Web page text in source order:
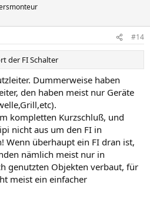
#14
der FI Schalter
Dummerweise haben
den haben meist nur Geräte
kompletten Kurzschluß, und
nicht aus um den FI in
Wenn überhaupt ein FI dran ist,
nämlich meist nur in
genutzten Objekten verbaut, für
meist ein einfacher